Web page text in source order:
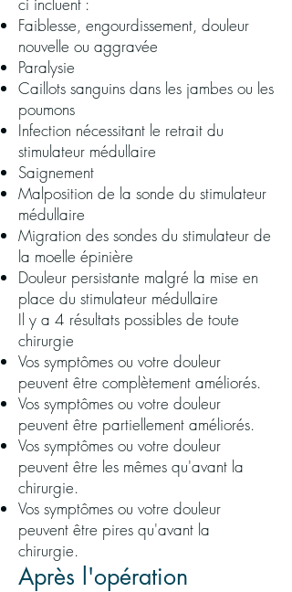
Faiblesse, engourdissement, douleur
nouvelle ou aggravée
Paralysie
Caillots sanguins dans les jambes ou les
poumons
Infection nécessitant le retrait du
stimulateur médullaire
Saignement
Malposition de la sonde du stimulateur
médullaire
Migration des sondes du stimulateur de
la moelle épinière
Douleur persistante malgré la mise en
place du stimulateur médullaire
Il y a 4 résultats possibles de toute
chirurgie
Vos symptômes ou votre douleur
peuvent être complètement améliorés.
Vos symptômes ou votre douleur
peuvent être partiellement améliorés.
Vos symptômes ou votre douleur
peuvent être les mêmes qu'avant la
chirurgie.
Vos symptômes ou votre douleur
peuvent être pires qu'avant la
chirurgie.
Après l'opération